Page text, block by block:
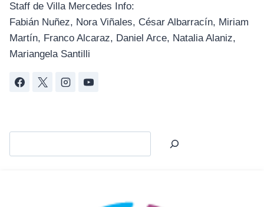
Staff de Villa Mercedes Info:
Fabián Nuñez, Nora Viñales, César Albarracín, Miriam
Martín, Franco Alcaraz, Daniel Arce, Natalia Alaniz,
Mariangela Santilli